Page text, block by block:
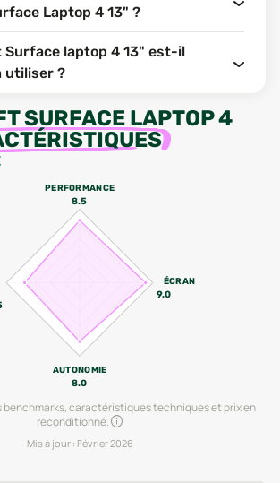
Laptop 4 13" ?
Surface laptop 4 13" est-il
utiliser ?
SURFACE LAPTOP 4
PERFORMANCE
8.5
ÉCRAN
9.0
AUTONOMIE
8.0
benchmarks, caractéristiques techniques et prix en
reconditionné.
Mis à jour : Février 2026